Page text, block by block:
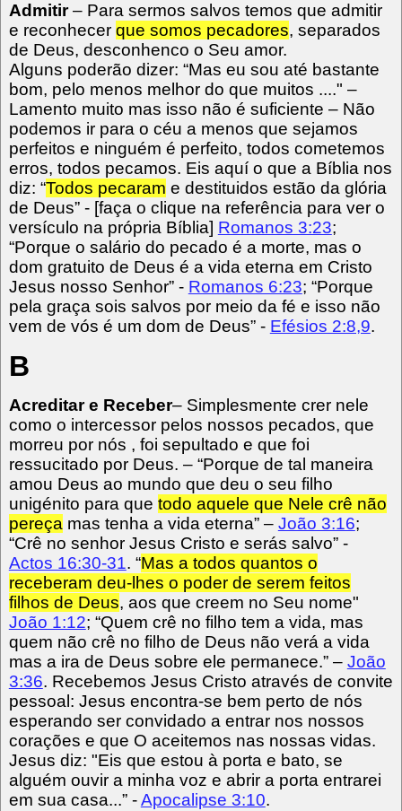
Admitir– Para sermos salvos temos que admitir
e reconhecer que somos pecadores, separados
de Deus, desconhenco o Seu amor.
Alguns poderão dizer: “Mas eu sou até bastante
bom, pelo menos melhor do que muitos ...." –
Lamento muito mas isso não é suficiente – Não
podemos ir para o céu a menos que sejamos
perfeitos e ninguém é perfeito, todos cometemos
erros, todos pecamos. Eis aquí o que a Bíblia nos
diz: “Todos pecaram e destituidos estão da glória
de Deus” - [faça o clique na referência para ver o
versículo na própria Bíblia] Romanos 3:23;
“Porque o salário do pecado é a morte, mas o
dom gratuito de Deus é a vida eterna em Cristo
Jesus nosso Senhor” - Romanos 6:23; “Porque
pela graça sois salvos por meio da fé e isso não
vem de vós é um dom de Deus” - Efésios 2:8,9.
B
Acreditar e Receber– Simplesmente crer nele
como o intercessor pelos nossos pecados, que
morreu por nós , foi sepultado e que foi
ressucitado por Deus. – “Porque de tal maneira
amou Deus ao mundo que deu o seu filho
unigénito para que todo aquele que Nele crê não
pereçamas tenha a vida eterna” – João 3:16;
“Crê no senhor Jesus Cristo e serás salvo” -
Actos 16:30-31. “Mas a todos quantos o
receberam deu-lhes o poder de serem feitos
filhos de Deus, aos que creem no Seu nome"
João 1:12; “Quem crê no filho tem a vida, mas
quem não crê no filho de Deus não verá a vida
mas a ira de Deus sobre ele permanece.” – João
3:36. Recebemos Jesus Cristo através de convite
pessoal: Jesus encontra-se bem perto de nós
esperando ser convidado a entrar nos nossos
corações e que O aceitemos nas nossas vidas.
Jesus diz: "Eis que estou à porta e bato, se
alguém ouvir a minha voz e abrir a porta entrarei
em sua casa...” -Apocalipse 3:10.